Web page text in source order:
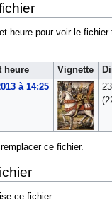
heure pour voir le
heure Vignette
à 14:25
ce fichier.
ce fichier :